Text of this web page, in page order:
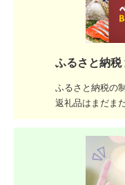
ふるさと納税
ふるさと納税の
返礼品はまだま